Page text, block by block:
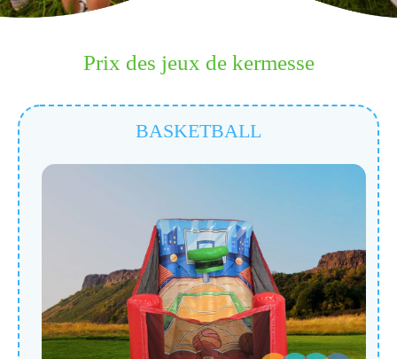
Prix des jeux de kermesse
BASKETBALL